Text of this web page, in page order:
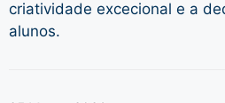
criatividade excecional e a
alunos.